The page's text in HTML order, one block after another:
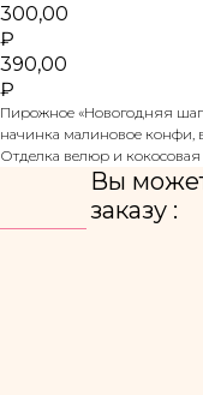
300,00
₽
390,00
₽
Пирожное «Новогодняя
начинка малиновое конфи,
Отделка велюр и кокосовая
Вы
заказу :